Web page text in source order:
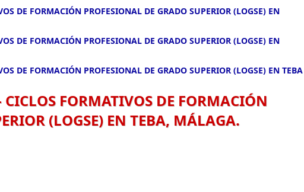
DE FORMACIÓN PROFESIONAL DE GRADO SUPERIOR (LOGSE) EN
DE FORMACIÓN PROFESIONAL DE GRADO SUPERIOR (LOGSE) EN
DE FORMACIÓN PROFESIONAL DE GRADO SUPERIOR (LOGSE) EN TEBA
FORMATIVOS DE FORMACIÓN
(LOGSE) EN TEBA, MÁLAGA.